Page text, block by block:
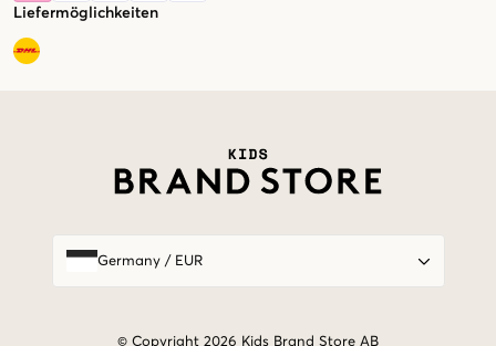
Liefermöglichkeiten
Germany/ EUR
© Copyright 2026 Kids Brand Store AB